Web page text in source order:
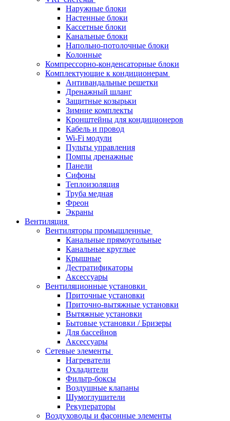
Наружные блоки
Настенные блоки
Кассетные блоки
Канальные блоки
Напольно-потолочные блоки
Колонные
Компрессорно-конденсаторные блоки
Комплектующие к кондиционерам
Антивандальные решетки
Дренажный шланг
Защитные козырьки
Зимние комплекты
Кронштейны для кондиционеров
Кабель и провод
Wi-Fi модули
Пульты управления
Помпы дренажные
Панели
Сифоны
Теплоизоляция
Труба медная
Фреон
Экраны
Вентиляция
Вентиляторы промышленные
Канальные прямоугольные
Канальные круглые
Крышные
Дестратификаторы
Аксессуары
Вентиляционные установки
Приточные установки
Приточно-вытяжные установки
Вытяжные установки
Бытовые установки / Бризеры
Для бассейнов
Аксессуары
Сетевые элементы
Нагреватели
Охладители
Фильтр-боксы
Воздушные клапаны
Шумоглушители
Рекуператоры
Воздуховоды и фасонные элементы